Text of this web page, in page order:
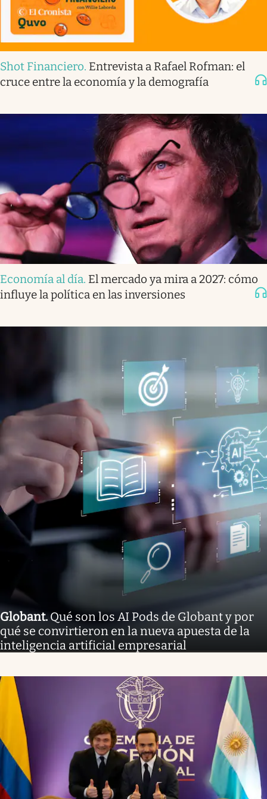
Shot Financiero. Entrevista a Rafael Rofman: el
cruce entre la economía y la demografía
Economía al día. El mercado ya mira a 2027: cómo
influye la política en las inversiones
Globant.Qué son los AI Pods de Globant y por
qué se convirtieron en la nueva apuesta de la
inteligencia artificial empresarial